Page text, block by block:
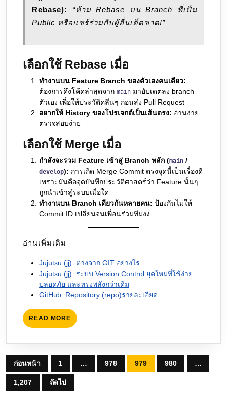
Rebase):
“ห้าม Rebase บน Branch ที่เป็น
Public หรือแชร์ร่วมกับผู้อื่นเด็ดขาด!”
เลือกใช้ Rebase เมื่อ
ทำงานบน Feature Branch ของตัวเองคนเดียว:
ต้องการดึงโค้ดล่าสุดจาก main มาอัปเดตลง branch
ตัวเอง เพื่อให้ประวัติคลีนๆ ก่อนส่ง Pull Request
อยากให้ History ของโปรเจกต์เป็นเส้นตรง: อ่านง่าย
ตรวจสอบง่าย
เลือกใช้ Merge เมื่อ
กำลังจะรวม Feature เข้าสู่ Branch หลัก (main /
develop): การเกิด Merge Commit ตรงจุดนี้เป็นเรื่องดี
เพราะมันคือจุดบันทึกประวัติศาสตร์ว่า Feature นั้นๆ
ถูกนำเข้าสู่ระบบเมื่อใด
ทำงานบน Branch เดียวกันหลายคน: ป้องกันไม่ให้
Commit ID เปลี่ยนจนเพื่อนร่วมทีมงง
อ่านเพิ่มเติม
Jujutsu (jj): ต่างจาก GIT อย่างไร
Jujutsu (jj): ระบบ Version Control ยุคใหม่ที่ใช้ง่าย
ปลอดภัย และทรงพลังกว่าเดิม
GitHub: Repository (repo)รายละเอียด
READ MORE READ
MORE
Posts
pagination
ก่อนหน้า 1 … 978 979 980 …
1,207 ถัดไป